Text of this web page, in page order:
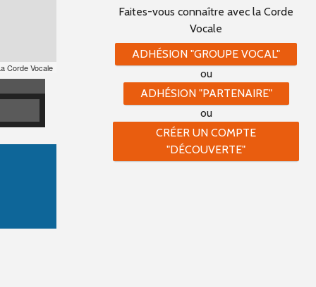
Corde Vocale
Faites-vous connaître avec la Corde
Vocale
ADHÉSION "GROUPE VOCAL"
ou
ADHÉSION "PARTENAIRE"
ou
CRÉER UN COMPTE
"DÉCOUVERTE"